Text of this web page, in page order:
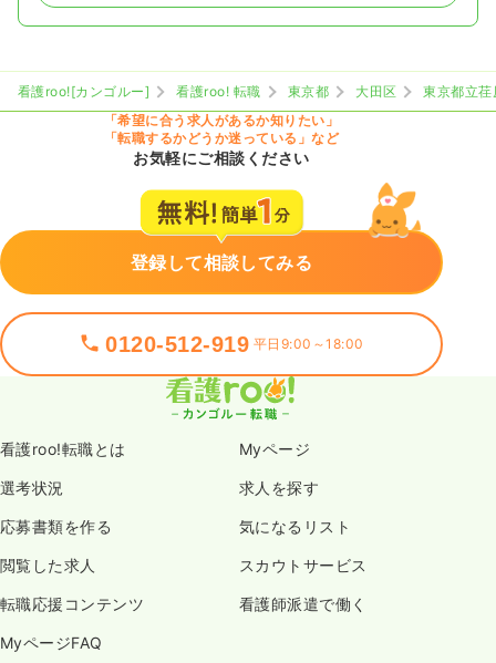
看護roo![カンゴルー] 看護roo! 転職 東京都 大田区
東京都立荏
「希望に合う求人があるか知りたい」
「転職するかどうか迷っている」など
お気軽にご相談ください
登録して相談してみる
0120-512-919 平日9:00～18:00
看護roo!転職とは Myページ
選考状況 求人を探す
応募書類を作る 気になるリスト
閲覧した求人 スカウトサービス
転職応援コンテンツ 看護師派遣で働く
MyページFAQ